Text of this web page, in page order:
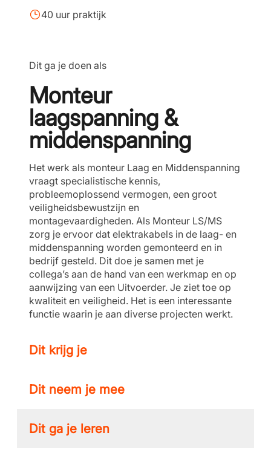
40 uur praktijk
Dit ga je doen als
Monteur
laagspanning &
middenspanning
Het werk als monteur Laag en Middenspanning
vraagt specialistische kennis,
probleemoplossend vermogen, een groot
veiligheidsbewustzijn en
montagevaardigheden. Als Monteur LS/MS
zorg je ervoor dat elektrakabels in de laag- en
middenspanning worden gemonteerd en in
bedrijf gesteld. Dit doe je samen met je
collega’s aan de hand van een werkmap en op
aanwijzing van een Uitvoerder. Je ziet toe op
kwaliteit en veiligheid. Het is een interessante
functie waarin je aan diverse projecten werkt.
Dit krijg je
Dit neem je mee
Dit ga je leren